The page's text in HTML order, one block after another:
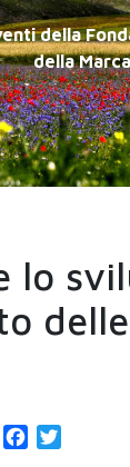
della
della Marca
lo
Facebook